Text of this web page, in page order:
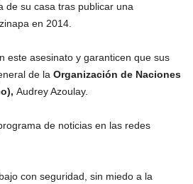
de su casa tras publicar una
en 2014.
este asesinato y garanticen que sus
de la Organización de Naciones
Audrey Azoulay.
de noticias en las redes
con seguridad, sin miedo a la